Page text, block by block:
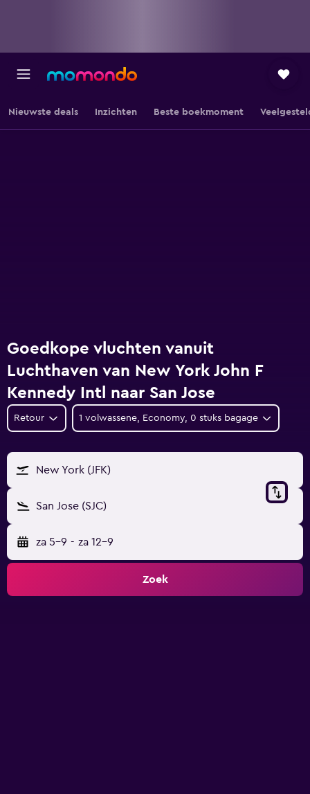
Nieuwste deals Inzichten Beste boekmoment
Goedkope vluchten vanuit
Luchthaven van New York John F
Kennedy Intl naar San Jose
Retour 1 volwassene, Economy, 0 stuks bagage
New York (JFK)
San Jose (SJC)
za 5-9 - za 12-9
Zoek